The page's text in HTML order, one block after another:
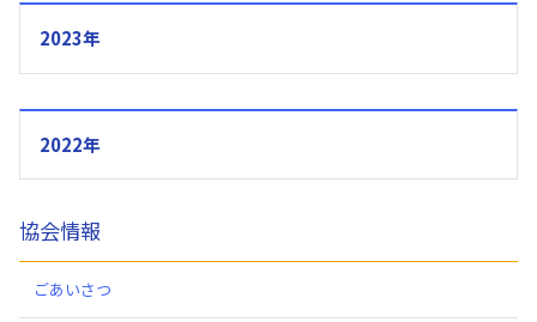
2023年
2022年
協会情報
ごあいさつ